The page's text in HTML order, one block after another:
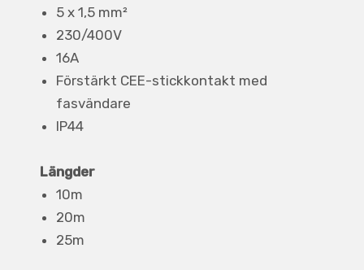
5 x 1,5 mm²
230/400V
16A
Förstärkt CEE-stickkontakt med
fasvändare
IP44
Längder
10m
20m
25m